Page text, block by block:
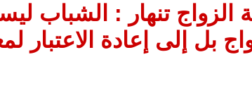
تنهار : الشباب
بل إلى إعادة الاعتبار